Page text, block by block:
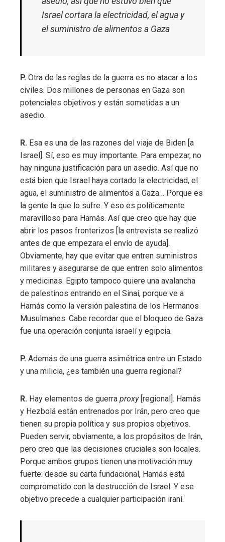
Israel cortara la electricidad, el agua y
el suministro de alimentos a Gaza
P. Otra de las reglas de la guerra es no atacar a los
civiles. Dos millones de personas en Gaza son
potenciales objetivos y están sometidas a un
asedio.
R. Esa es una de las razones del viaje de Biden [a
Israel]. Sí, eso es muy importante. Para empezar, no
hay ninguna justificación para un asedio. Así que no
está bien que Israel haya cortado la electricidad, el
agua, el suministro de alimentos a Gaza… Porque es
la gente la que lo sufre. Y eso es políticamente
maravilloso para Hamás. Así que creo que hay que
abrir los pasos fronterizos [la entrevista se realizó
antes de que empezara el envío de ayuda].
Obviamente, hay que evitar que entren suministros
militares y asegurarse de que entren solo alimentos
y medicinas. Egipto tampoco quiere una avalancha
de palestinos entrando en el Sinaí, porque ve a
Hamás como la versión palestina de los Hermanos
Musulmanes. Cabe recordar que el bloqueo de Gaza
fue una operación conjunta israelí y egipcia.
P. Además de una guerra asimétrica entre un Estado
y una milicia, ¿es también una guerra regional?
R. Hay elementos de guerra proxy [regional]. Hamás
y Hezbolá están entrenados por Irán, pero creo que
tienen su propia política y sus propios objetivos.
Pueden servir, obviamente, a los propósitos de Irán,
pero creo que las decisiones cruciales son locales.
Porque ambos grupos tienen una motivación muy
fuerte: desde su carta fundacional, Hamás está
comprometido con la destrucción de Israel. Y ese
objetivo precede a cualquier participación iraní.